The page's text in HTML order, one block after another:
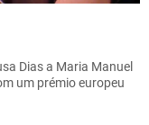
Dias a Maria Manuel
um prémio europeu